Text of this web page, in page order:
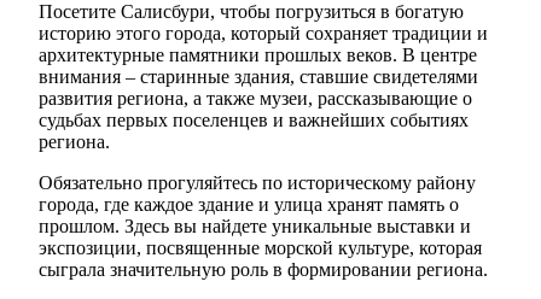
Посетите Салисбури, чтобы погрузиться в богатую
историю этого города, который сохраняет традиции и
архитектурные памятники прошлых веков. В центре
внимания – старинные здания, ставшие свидетелями
развития региона, а также музеи, рассказывающие о
судьбах первых поселенцев и важнейших событиях
региона.
Обязательно прогуляйтесь по историческому району
города, где каждое здание и улица хранят память о
прошлом. Здесь вы найдете уникальные выставки и
экспозиции, посвященные морской культуре, которая
сыграла значительную роль в формировании региона.